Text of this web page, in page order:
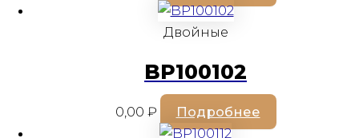
Двойные
BP100102
0,00 ₽ Подробнее